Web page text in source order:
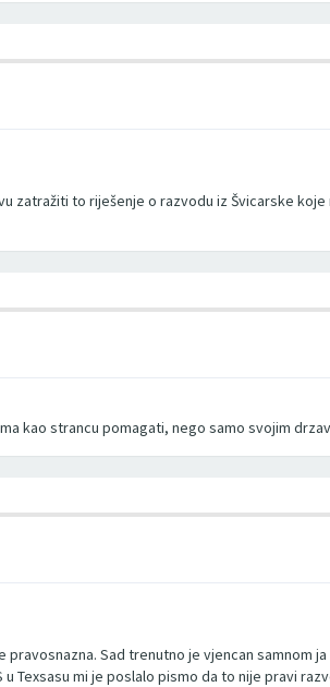
zatražiti to riješenje o razvodu iz Švicarske
kao strancu pomagati, nego samo svojim
Sad trenutno je vjencan samnom
Texsasu mi je poslalo pismo da to nije pravi